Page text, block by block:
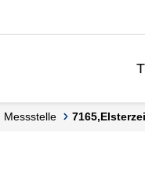
Messstelle